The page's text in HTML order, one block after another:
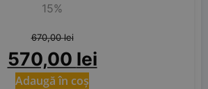
15%
670,00lei
570,00 lei
Adaugă în coș